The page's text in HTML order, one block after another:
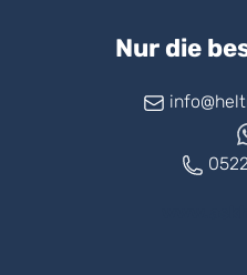
Nur die